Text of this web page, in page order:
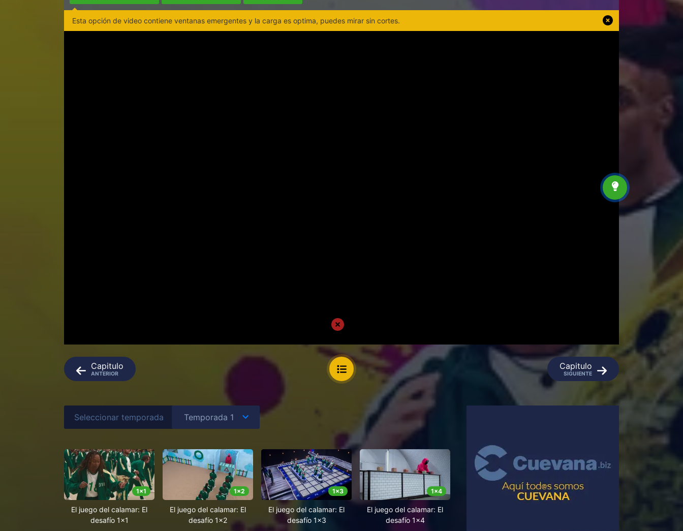
Esta opción de video contiene ventanas emergentes y la carga es optima, puedes mirar sin cortes.
Capitulo
ANTERIOR
Capitulo
SIGUIENTE
Seleccionar temporada
1x1
El juego del calamar: El
desafío 1x1
1x2
El juego del calamar: El
desafío 1x2
1x3
El juego del calamar: El
desafío 1x3
1x4
El juego del calamar: El
desafío 1x4